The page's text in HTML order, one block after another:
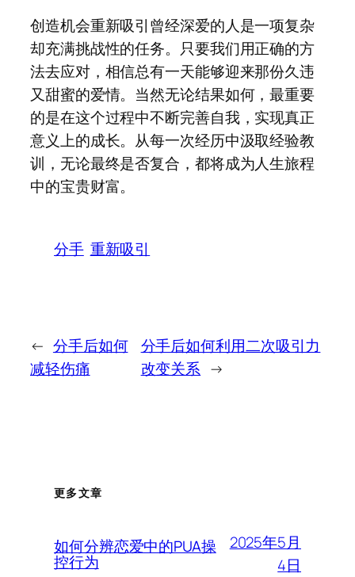
创造机会重新吸引曾经深爱的人是一项复杂
却充满挑战性的任务。只要我们用正确的方
法去应对，相信总有一天能够迎来那份久违
又甜蜜的爱情。当然无论结果如何，最重要
的是在这个过程中不断完善自我，实现真正
意义上的成长。从每一次经历中汲取经验教
训，无论最终是否复合，都将成为人生旅程
中的宝贵财富。
分手 重新吸引
← 分手后如何
减轻伤痛
分手后如何利用二次吸引力
改变关系 →
更多文章
如何分辨恋爱中的PUA操
控行为
2025年5月
4日